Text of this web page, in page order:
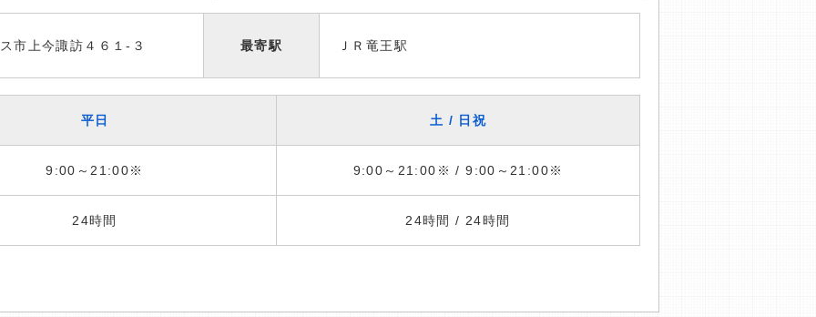
市上今諏訪４６１-３ 最寄駅 ＪＲ竜王駅
平日 土 / 日祝
9:00～21:00※ 9:00～21:00※ / 9:00～21:00※
24時間 24時間 / 24時間